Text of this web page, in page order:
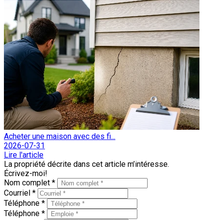
Acheter une maison avec des fi...
2026-07-31
Lire l'article
La propriété décrite dans cet article m’intéresse.
Écrivez-moi!
Nom complet *
Courriel *
Téléphone *
Téléphone *